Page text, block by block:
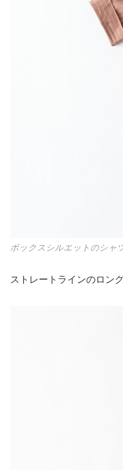
ボックスシルエットのシャ
ストレートラインのロン